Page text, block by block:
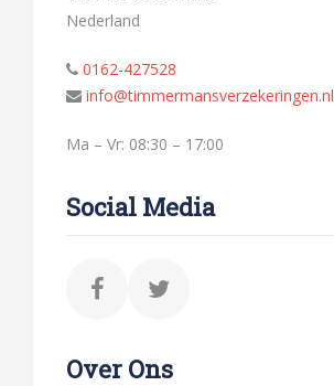
Nederland
0162-427528
info@timmermansverzekeringen.nl
Ma – Vr: 08:30 – 17:00
Social Media
Over Ons